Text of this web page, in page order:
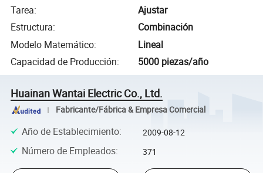
Tarea:
Ajustar
Estructura:
Combinación
Modelo Matemático:
Lineal
Capacidad de Producción: 5000 piezas/año
Huainan Wantai Electric Co., Ltd.
Fabricante/Fábrica & Empresa Comercial
Año de Establecimiento: 2009-08-12
Número de Empleados: 371